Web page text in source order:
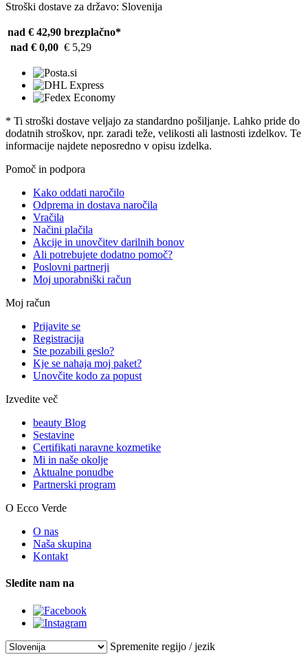
Stroški dostave za državo: Slovenija
nad € 42,90 brezplačno*
nad € 0,00 € 5,29
* Ti stroški dostave veljajo za standardno pošiljanje. Lahko pride do
dodatnih stroškov, npr. zaradi teže, velikosti ali lastnosti izdelkov. Te
informacije najdete neposredno v opisu izdelka.
Pomoč in podpora
Kako oddati naročilo
Odprema in dostava naročila
Vračila
Načini plačila
Akcije in unovčitev darilnih bonov
Ali potrebujete dodatno pomoč?
Poslovni partnerji
Moj uporabniški račun
Moj račun
Prijavite se
Registracija
Ste pozabili geslo?
Kje se nahaja moj paket?
Unovčite kodo za popust
Izvedite več
beauty Blog
Sestavine
Certifikati naravne kozmetike
Mi in naše okolje
Aktualne ponudbe
Partnerski program
O Ecco Verde
O nas
Naša skupina
Kontakt
Sledite nam na
Spremenite regijo / jezik